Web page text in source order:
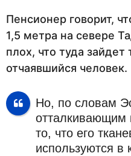
Пенсионер говорит,
1,5 метра на севере
плох, что туда зайдет
отчаявшийся человек.
Но, по словам
отталкивающим
то, что его
используются в